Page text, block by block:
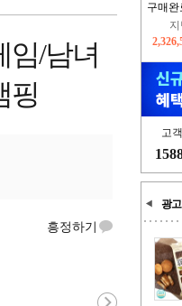
구매완
고
광고
임/남녀
핑
흥정하기